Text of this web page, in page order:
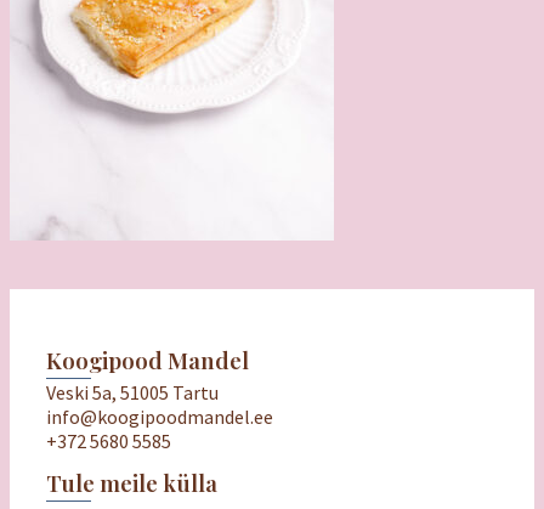
Koogipood Mandel
Veski 5a, 51005 Tartu
info@koogipoodmandel.ee
+372 5680 5585
Tule meile külla